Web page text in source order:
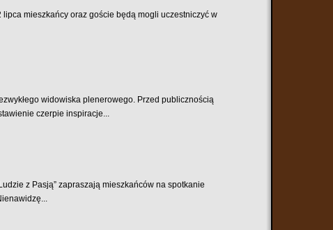
mieszkańcy oraz goście będą mogli uczestniczyć w
widowiska plenerowego. Przed publicznością
czerpie inspiracje...
z Pasją” zapraszają mieszkańców na spotkanie